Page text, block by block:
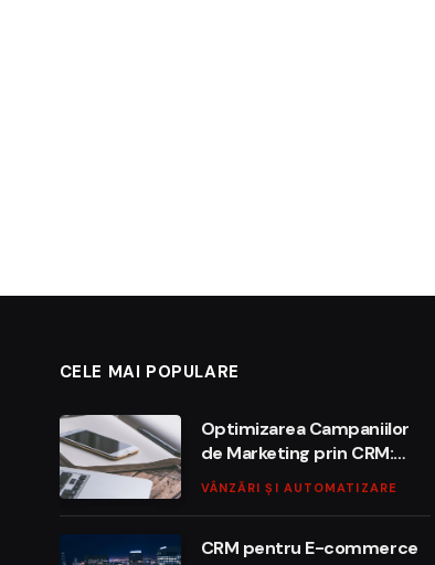
CELE MAI POPULARE
Optimizarea Campaniilor
de Marketing prin CRM:
Ghidul Complet
VÂNZĂRI ȘI AUTOMATIZARE
CRM pentru E-commerce